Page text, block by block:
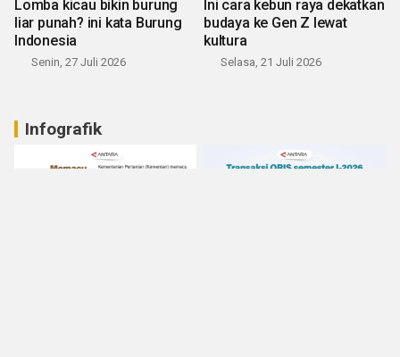
Lomba kicau bikin burung
liar punah? ini kata Burung
Indonesia
Senin, 27 Juli 2026
Ini cara kebun raya dekatkan
budaya ke Gen Z lewat
kultura
Selasa, 21 Juli 2026
Infografik